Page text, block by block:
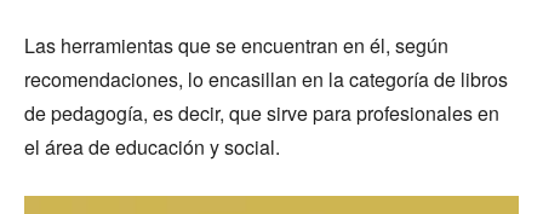
Las herramientas que se encuentran en él, según
recomendaciones, lo encasillan en la categoría de libros
de pedagogía, es decir, que sirve para profesionales en
el área de educación y social.